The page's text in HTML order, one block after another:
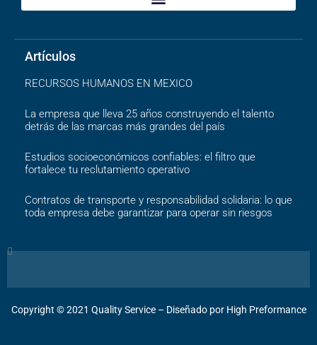
Artículos
RECURSOS HUMANOS EN MEXICO
La empresa que lleva 25 años construyendo el talento
detrás de las marcas más grandes del país
Estudios socioeconómicos confiables: el filtro que
fortalece tu reclutamiento operativo
Contratos de transporte y responsabilidad solidaria: lo que
toda empresa debe garantizar para operar sin riesgos
Search
Copyright ©️ 2021 Quality Service – Diseñado por High Preformance